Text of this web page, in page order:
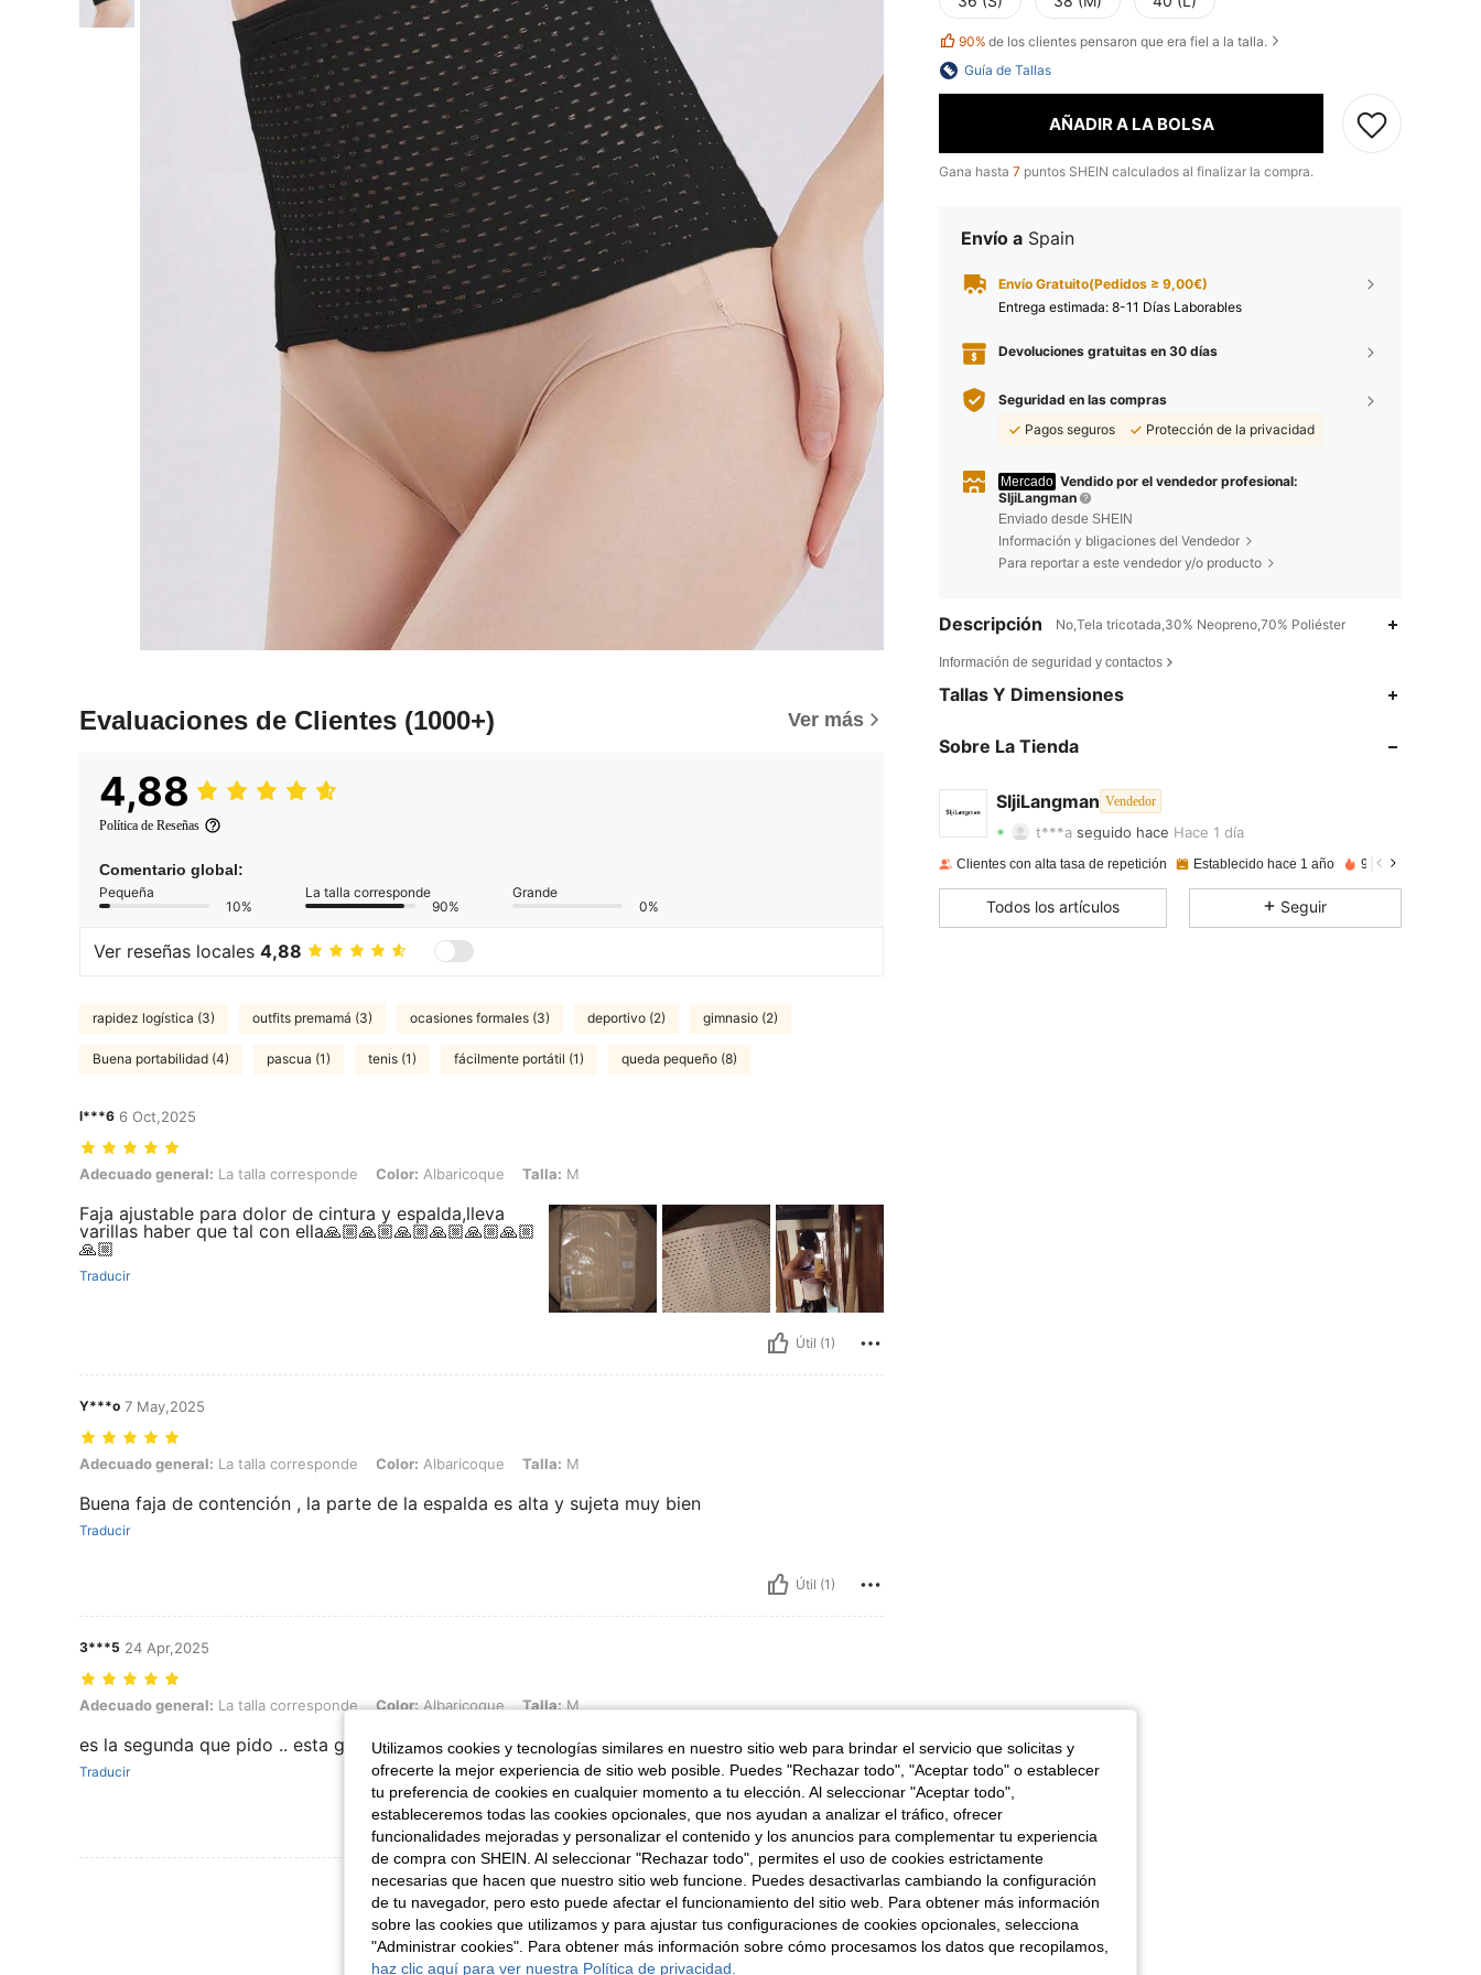
Evaluaciones de Clientes (1000+) Ver más
4,88
Política de Reseñas
Comentario global:
Pequeña
10%
La talla corresponde
90%
Grande
0%
Ver reseñas locales 4,88
rapidez logística (3) outfits premamá (3) ocasiones formales (3) deportivo (2) gimnasio (2)
Buena portabilidad (4) pascua (1) tenis (1) fácilmente portátil (1) queda pequeño (8)
l***6 6 Oct,2025
Adecuado general: La talla corresponde, Color: Albaricoque, Talla: M
Adecuado general: La talla corresponde Color: Albaricoque Talla: M
Faja ajustable para dolor de cintura y espalda,lleva
varillas haber que tal con ella🙏🏼🙏🏼🙏🏼🙏🏼🙏🏼🙏🏼
🙏🏼
Traducir
Útil (1)
Y***o 7 May,2025
Adecuado general: La talla corresponde, Color: Albaricoque, Talla: M
Adecuado general: La talla corresponde Color: Albaricoque Talla: M
Buena faja de contención , la parte de la espalda es alta y sujeta muy bien
Traducir
Útil (1)
3***5 24 Apr,2025
Adecuado general: La talla corresponde, Color: Albaricoque, Talla: M
Adecuado general: La talla corresponde Color:Albaricoque Talla:M
es la segunda que pido .. esta genial ,la uso para recuperación de una operacion hernia
Traducir
Ver Más Reseñas
90% de los clientes pensaron que era fiel a la talla.
Guía de Tallas
AÑADIR A LA BOLSA
Gana hasta 7 puntos SHEIN calculados al finalizar la compra.
Envío a Spain
Envío Gratuito(Pedidos ≥ 9,00€)
Entrega estimada: 8-11 Días Laborables
Devoluciones gratuitas en 30 días
Seguridad en las compras
Pagos seguros
Protección de la privacidad
Mercado Vendido por el vendedor profesional:
SIjiLangman
Enviado desde SHEIN
Información y bligaciones del Vendedor
Para reportar a este vendedor y/o producto
Descripción No,Tela tricotada,30% Neopreno,70% Poliéster
Información de seguridad y contactos
Tallas Y Dimensiones
Sobre La Tienda
SIjiLangman Vendedor
4,89
4,89
4,89 7
t***a seguido hace Hace 1 día
4,89 Calificación 7 Artículos 583Seguidores
4,89 7 583
Clientes con alta tasa de repetición Establecido hace 1 año 9.6K Vendido
Todos los artículos Seguir
Utilizamos cookies y tecnologías similares en nuestro sitio web para brindar el servicio que solicitas y
ofrecerte la mejor experiencia de sitio web posible. Puedes "Rechazar todo", "Aceptar todo" o establecer
tu preferencia de cookies en cualquier momento a tu elección. Al seleccionar "Aceptar todo",
estableceremos todas las cookies opcionales, que nos ayudan a analizar el tráfico, ofrecer
funcionalidades mejoradas y personalizar el contenido y los anuncios para complementar tu experiencia
de compra con SHEIN. Al seleccionar "Rechazar todo", permites el uso de cookies estrictamente
necesarias que hacen que nuestro sitio web funcione. Puedes desactivarlas cambiando la configuración
de tu navegador, pero esto puede afectar el funcionamiento del sitio web. Para obtener más información
sobre las cookies que utilizamos y para ajustar tus configuraciones de cookies opcionales, selecciona
"Administrar cookies". Para obtener más información sobre cómo procesamos los datos que recopilamos,
haz clic aquí para ver nuestra Política de privacidad.